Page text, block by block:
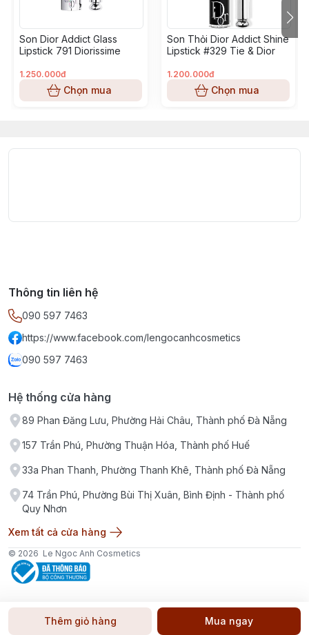
Thêm giỏ hàng Mua ngay
nhiên hằng ngày.
Son Dior Addict Glass
Lipstick 791 Diorissime
1.250.000đ
Chọn mua
Son Thỏi Dior Addict Shine
Lipstick #329 Tie & Dior
1.200.000đ
Chọn mua
Thông tin liên hệ
090 597 7463
https://www.facebook.com/lengocanhcosmetics
090 597 7463
Hệ thống cửa hàng
89 Phan Đăng Lưu, Phường Hải Châu, Thành phố Đà Nẵng
157 Trần Phú, Phường Thuận Hóa, Thành phố Huế
33a Phan Thanh, Phường Thanh Khê, Thành phố Đà Nẵng
74 Trần Phú, Phường Bùi Thị Xuân, Bình Định - Thành phố
Quy Nhơn
Xem tất cả cửa hàng
© 2026 Le Ngoc Anh Cosmetics